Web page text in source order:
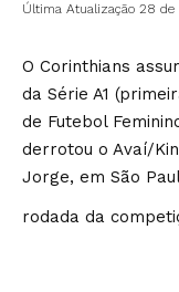
Última Atualização 28 de
O Corinthians
da Série A1
de Futebol
derrotou o Avaí/
Jorge, em São
rodada da